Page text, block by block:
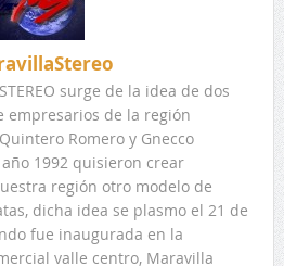
surge de la idea de dos
de la región
Romero y Gnecco
1992 quisieron crear
región otro modelo de
dicha idea se plasmo el 21 de
fue inaugurada en la
valle centro, Maravilla